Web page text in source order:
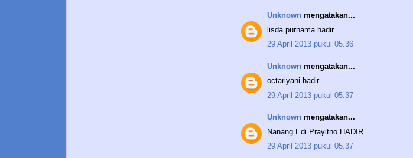
Unknown mengatakan...
lisda purnama hadir
29 April 2013 pukul 05.36
Unknown mengatakan...
octariyani hadir
29 April 2013 pukul 05.37
Unknown mengatakan...
Nanang Edi Prayitno HADIR
29 April 2013 pukul 05.37